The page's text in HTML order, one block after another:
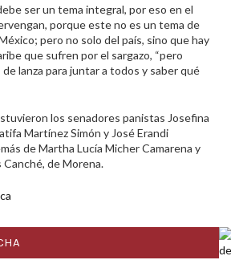
ser un tema integral, por eso en el
porque este no es un tema de
pero no solo del país, sino que hay
que sufren por el sargazo, “pero
lanza para juntar a todos y saber qué
los senadores panistas Josefina
Martínez Simón y José Erandi
de Martha Lucía Micher Camarena y
de Morena.